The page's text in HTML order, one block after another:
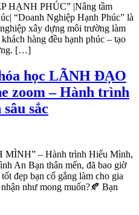
HẠNH PHÚC” |Nâng tầm
“Doanh Nghiệp Hạnh Phúc” là
xây dựng môi trường làm
hàng đều hạnh phúc – tạo
[…]
học LÃNH ĐẠO
zoom – Hành trình
sắc
– Hành trình Hiểu Mình,
An Bạn thân mến, đã bao giờ
đẹp bạn cố gắng làm cho gia
như mong muốn?🍂 Bạn